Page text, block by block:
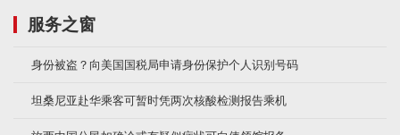
服务之窗
身份被盗？向美国国税局申请身份保护个人识别号码
坦桑尼亚赴华乘客可暂时凭两次核酸检测报告乘机